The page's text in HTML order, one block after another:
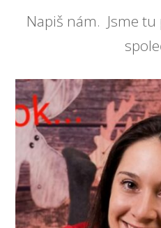
Napiš nám. Jsme tu